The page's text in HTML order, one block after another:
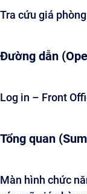
Tra cứu giá
Đường dẫn
Log in – Front
Tổng quan
Màn hình chức